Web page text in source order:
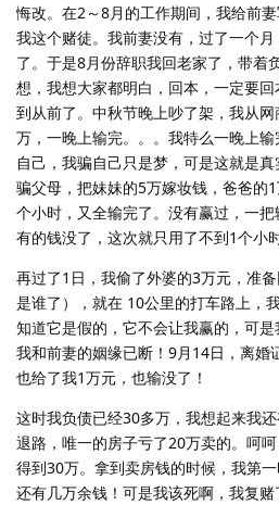
悔改。在2～8月的工作期间，我给前
我这个赌徒。我前妻没有，过了一个
了。于是8月份辞职我回老家了，带着
想，我想大家都明白，回本，一定要
到从前了。中秋节晚上吵了架，我从
万，一晚上输完。。。我特么一晚上
自己，我骗自己只是梦，可是这就是
骗父母，把妹妹的5万嫁妆钱，爸爸的
个小时，又全输完了。没有赢过，一
有的钱没了，这次就只用了不到1个小
再过了1日，我偷了外婆的3万元，准
是谁了），就在 10公里的打车路上，
知道它是假的，它不会让我赢的，可是
我和前妻的姻缘已断！9月14日，离婚
也给了我1万元，也输没了！
这时我负债已经30多万，我想起来我
退路，唯一的房子亏了20万卖的。呵
得到30万。拿到卖房钱的时候，我第
还有几万余钱！可是我该死啊，我复